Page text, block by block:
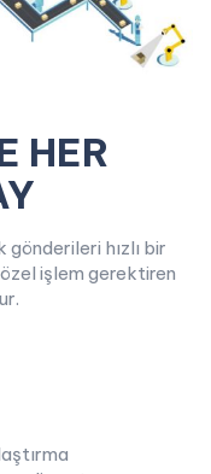
HER
hızlı bir
işlem gerektiren